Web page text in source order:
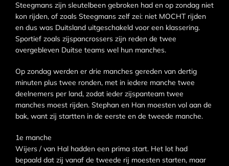
Steegmans zijn sleutelbeen gebroken had en op zondag niet
kon rijden, of zoals Steegmans zelf zei: niet MOCHT rijden
en dus was Duitsland uitgeschakeld voor een klassering.
Sportief zoals zijspancrossers zijn reden de twee
overgebleven Duitse teams wel hun manches.
Op zondag werden er drie manches gereden van dertig
minuten plus twee ronden, met in iedere manche twee
deelnemers per land, zodat ieder zijspanteam twee
manches moest rijden. Stephan en Han moesten vol aan de
bak, want zij startten in de eerste en de tweede manche.
1e manche
Wijers / van Hal hadden een prima start. Het lot had
bepaald dat zij vanaf de tweede rij moesten starten, maar